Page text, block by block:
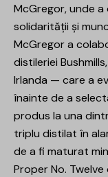
McGregor, unde
solidarității și
McGregor a
distileriei
Irlanda — care a
înainte de a
produs la una
triplu distilat în
de a fi maturat
Proper No.